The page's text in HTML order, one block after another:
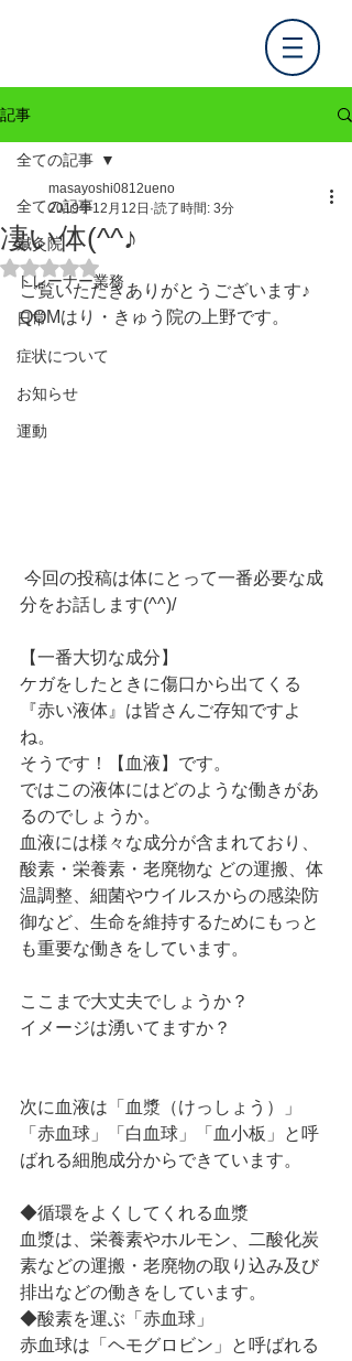
記事
全ての記事
鍼灸院
トレーナー業務
日常
症状について
お知らせ
運動
全ての記事
凄い体(^^♪
masayoshi0812ueno
2019年12月12日 読了時間: 3分
5つ星のうちNaNと評価されています。
ご覧いただきありがとうございます♪
QOMはり・きゅう院の上野です。
分をお話します(^^)/
【一番大切な成分】
ケガをしたときに傷口から出てくる
『赤い液体』は皆さんご存知ですよ
ね。
そうです！【血液】です。
ではこの液体にはどのような働きがあ
るのでしょうか。
血液には様々な成分が含まれており、
酸素・栄養素・老廃物な どの運搬、体
温調整、細菌やウイルスからの感染防
御など、生命を維持するためにもっと
も重要な働きをしています。
ここまで大丈夫でしょうか？
イメージは湧いてますか？
次に血液は「血漿（けっしょう）」
「赤血球」「白血球」「血小板」と呼
ばれる細胞成分からできています。
◆循環をよくしてくれる血漿
血漿は、栄養素やホルモン、二酸化炭
素などの運搬・老廃物の取り込み及び
排出などの働きをしています。
◆酸素を運ぶ「赤血球」
赤血球は「ヘモグロビン」と呼ばれる